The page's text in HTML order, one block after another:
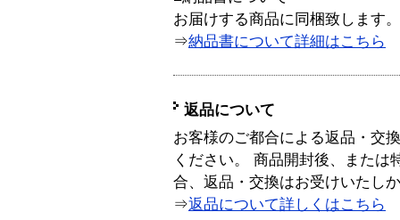
お届けする商品に同梱致します。
⇒納品書について詳細はこちら
返品について
お客様のご都合による返品・交
ください。 商品開封後、または
合、返品・交換はお受けいたし
⇒返品について詳しくはこちら